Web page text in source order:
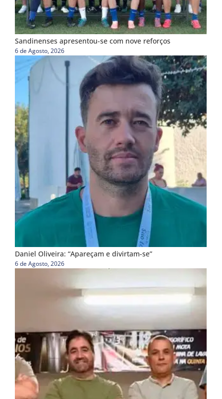
Sandinenses apresentou-se com nove reforços
6 de Agosto, 2026
Daniel Oliveira: “Apareçam e divirtam-se”
6 de Agosto, 2026